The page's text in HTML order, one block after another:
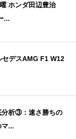
ホンダ田辺豊治
...
セデスAMG F1 W12
分析③：速さ勝ちの
...